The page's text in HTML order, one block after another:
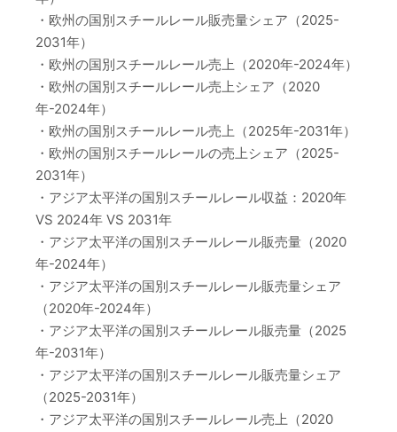
・欧州の国別スチールレール販売量シェア（2025-
2031年）
・欧州の国別スチールレール売上（2020年-2024年）
・欧州の国別スチールレール売上シェア（2020
年-2024年）
・欧州の国別スチールレール売上（2025年-2031年）
・欧州の国別スチールレールの売上シェア（2025-
2031年）
・アジア太平洋の国別スチールレール収益：2020年
VS 2024年 VS 2031年
・アジア太平洋の国別スチールレール販売量（2020
年-2024年）
・アジア太平洋の国別スチールレール販売量シェア
（2020年-2024年）
・アジア太平洋の国別スチールレール販売量（2025
年-2031年）
・アジア太平洋の国別スチールレール販売量シェア
（2025-2031年）
・アジア太平洋の国別スチールレール売上（2020